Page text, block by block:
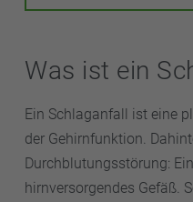
Was ist ein
Ein Schlaganfall ist eine
der Gehirnfunktion.
Durchblutungsstörung:
hirnversorgendes Gefäß.